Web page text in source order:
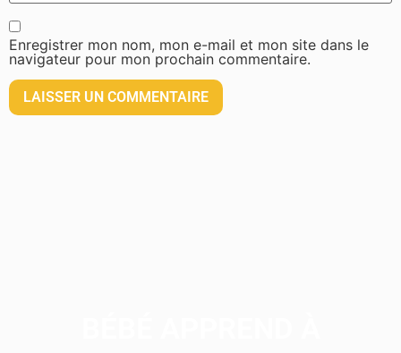
Enregistrer mon nom, mon e-mail et mon site dans le
navigateur pour mon prochain commentaire.